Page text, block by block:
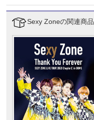
Sexy Zoneの関連商品